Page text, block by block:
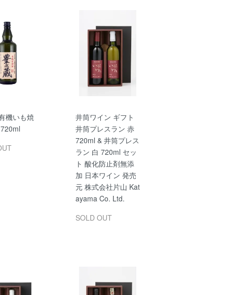
機いも焼
井筒ワイン ギフト
井筒プレスラン 赤
720ml & 井筒プレス
ラン 白 720ml セッ
ト 酸化防止剤無添
加 日本ワイン 発売
元 株式会社片山 Kat
ayama Co. Ltd.
SOLD OUT